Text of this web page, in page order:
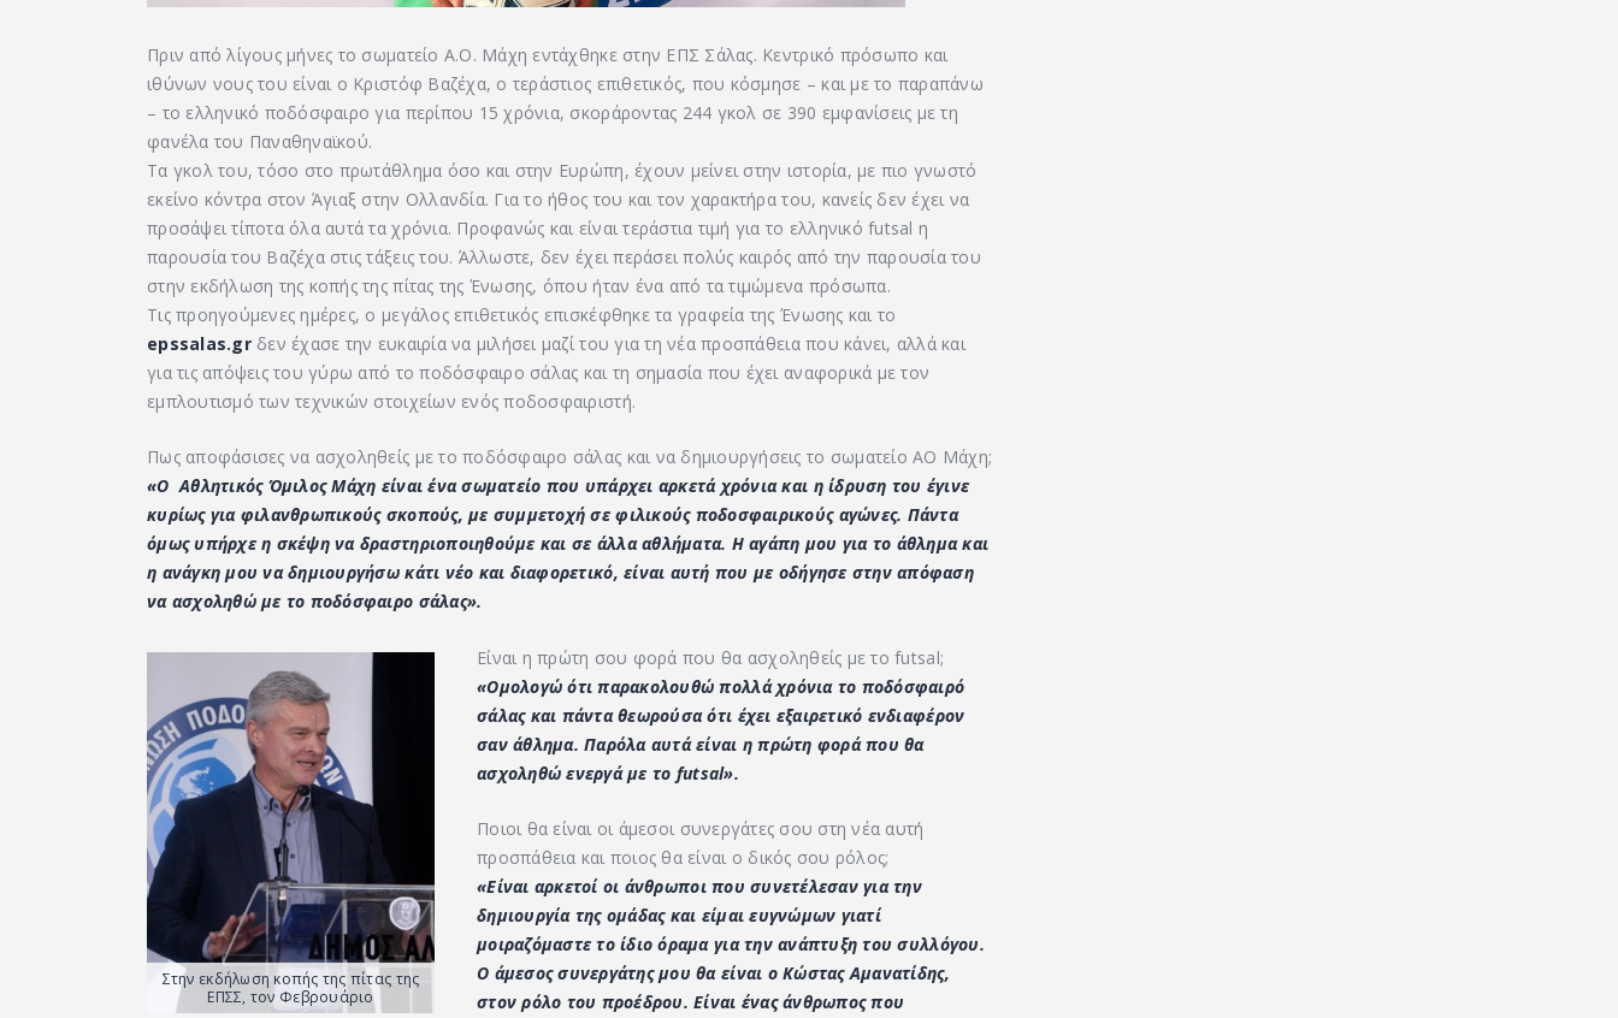
Πριν από λίγους μήνες το σωματείο Α.Ο. Μάχη εντάχθηκε στην ΕΠΣ Σάλας. Κεντρικό πρόσωπο και
ιθύνων νους του είναι ο Κριστόφ Βαζέχα, ο τεράστιος επιθετικός, που κόσμησε – και με το παραπάνω
– το ελληνικό ποδόσφαιρο για περίπου 15 χρόνια, σκοράροντας 244 γκολ σε 390 εμφανίσεις με τη
φανέλα του Παναθηναϊκού.
Τα γκολ του, τόσο στο πρωτάθλημα όσο και στην Ευρώπη, έχουν μείνει στην ιστορία, με πιο γνωστό
εκείνο κόντρα στον Άγιαξ στην Ολλανδία. Για το ήθος του και τον χαρακτήρα του, κανείς δεν έχει να
προσάψει τίποτα όλα αυτά τα χρόνια. Προφανώς και είναι τεράστια τιμή για το ελληνικό futsal η
παρουσία του Βαζέχα στις τάξεις του. Άλλωστε, δεν έχει περάσει πολύς καιρός από την παρουσία του
στην εκδήλωση της κοπής της πίτας της Ένωσης, όπου ήταν ένα από τα τιμώμενα πρόσωπα.
Τις προηγούμενες ημέρες, ο μεγάλος επιθετικός επισκέφθηκε τα γραφεία της Ένωσης και το
epssalas.grδεν έχασε την ευκαιρία να μιλήσει μαζί του για τη νέα προσπάθεια που κάνει, αλλά και
για τις απόψεις του γύρω από το ποδόσφαιρο σάλας και τη σημασία που έχει αναφορικά με τον
εμπλουτισμό των τεχνικών στοιχείων ενός ποδοσφαιριστή.
Πως αποφάσισες να ασχοληθείς με το ποδόσφαιρο σάλας και να δημιουργήσεις το σωματείο ΑΟ Μάχη;
«Ο Αθλητικός Όμιλος Μάχη είναι ένα σωματείο που υπάρχει αρκετά χρόνια και η ίδρυση του έγινε
κυρίως για φιλανθρωπικούς σκοπούς, με συμμετοχή σε φιλικούς ποδοσφαιρικούς αγώνες. Πάντα
όμως υπήρχε η σκέψη να δραστηριοποιηθούμε και σε άλλα αθλήματα. Η αγάπη μου για το άθλημα και
η ανάγκη μου να δημιουργήσω κάτι νέο και διαφορετικό, είναι αυτή που με οδήγησε στην απόφαση
να ασχοληθώ με το ποδόσφαιρο σάλας».
Στην εκδήλωση κοπής της πίτας της
ΕΠΣΣ, τον Φεβρουάριο
Είναι η πρώτη σου φορά που θα ασχοληθείς με το futsal;
«Ομολογώ ότι παρακολουθώ πολλά χρόνια το ποδόσφαιρό
σάλας και πάντα θεωρούσα ότι έχει εξαιρετικό ενδιαφέρον
σαν άθλημα. Παρόλα αυτά είναι η πρώτη φορά που θα
ασχοληθώ ενεργά με το futsal».
Ποιοι θα είναι οι άμεσοι συνεργάτες σου στη νέα αυτή
προσπάθεια και ποιος θα είναι ο δικός σου ρόλος;
«Είναι αρκετοί οι άνθρωποι που συνετέλεσαν για την
δημιουργία της ομάδας και είμαι ευγνώμων γιατί
μοιραζόμαστε το ίδιο όραμα για την ανάπτυξη του συλλόγου.
Ο άμεσος συνεργάτης μου θα είναι ο Κώστας Αμανατίδης,
στον ρόλο του προέδρου. Είναι ένας άνθρωπος που